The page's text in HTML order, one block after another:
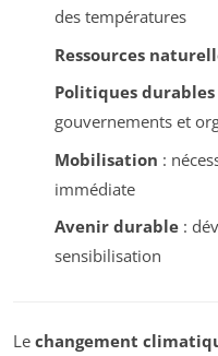
des températures
Ressources
Politiques durables
gouvernements et
Mobilisation :
immédiate
Avenir durable:
sensibilisation
Le changement